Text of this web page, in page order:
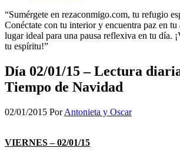
“Sumérgete en rezaconmigo.com, tu refugio
Conéctate con tu interior y encuentra paz en tu
lugar ideal para una pausa reflexiva en tu día.
tu espíritu!”
Día 02/01/15 – Lectura
Tiempo de Navidad
02/01/2015 PorAntonieta y Oscar
VIERNES – 02/01/15